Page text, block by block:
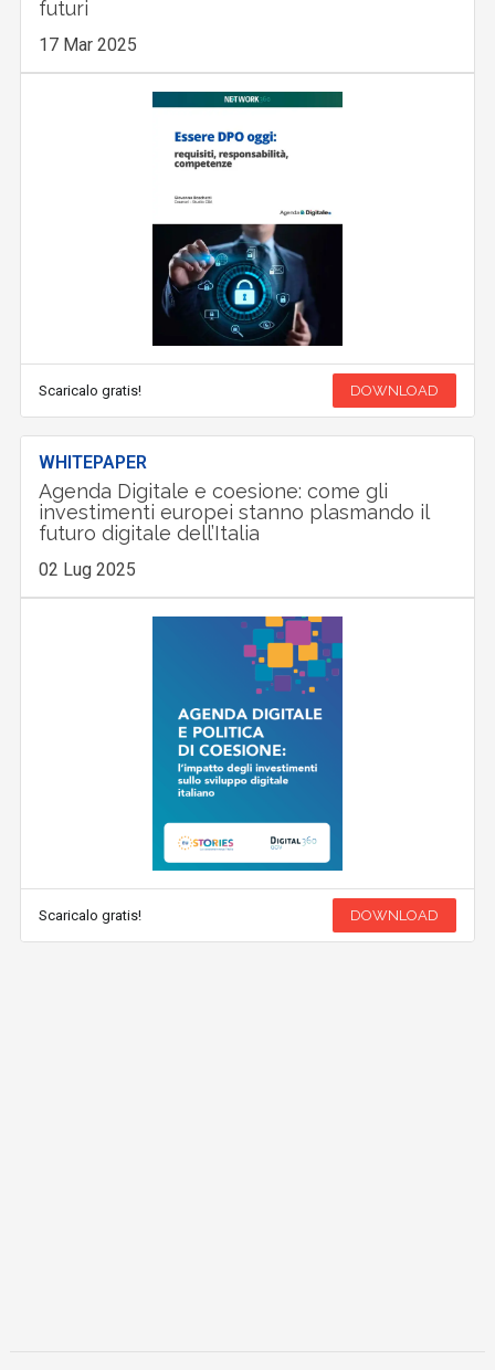
futuri
17 Mar 2025
Scaricalo gratis! DOWNLOAD
WHITEPAPER
Agenda Digitale e coesione: come gli
investimenti europei stanno plasmando il
futuro digitale dell’Italia
02 Lug 2025
Scaricalo gratis! DOWNLOAD